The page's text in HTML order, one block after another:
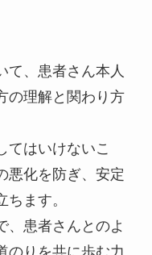
て、患者さん本人
の理解と関わり方
てはいけないこ
悪化を防ぎ、安定
ます。
、患者さんとのよ